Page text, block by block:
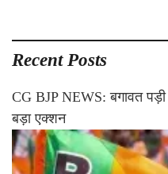
Recent Posts
CG BJP NEWS: बगावत पड़ी
बड़ा एक्शन